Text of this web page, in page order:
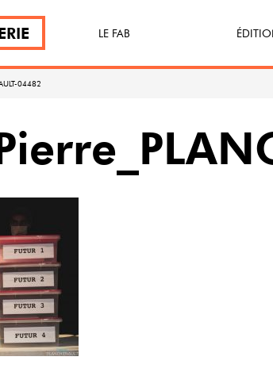
LE FAB
FABécoresponsable
04482